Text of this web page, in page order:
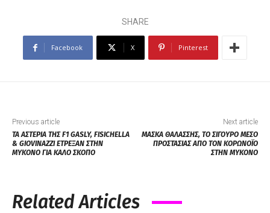
SHARE
Facebook X Pinterest
Previous article
ΤΑ ΑΣΤΕΡΙΑ ΤΗΣ F1 GASLY, FISICHELLA
& GIOVINAZZI ΕΤΡΕΞΑΝ ΣΤΗΝ
ΜΥΚΟΝΟ ΓΙΑ ΚΑΛΟ ΣΚΟΠΟ
Next article
ΜΑΣΚΑ ΘΑΛΑΣΣΗΣ, ΤΟ ΣΙΓΟΥΡΟ ΜΕΣΟ
ΠΡΟΣΤΑΣΙΑΣ ΑΠΟ ΤΟΝ ΚΟΡΩΝΟΪΟ
ΣΤΗΝ ΜΥΚΟΝΟ
Related Articles